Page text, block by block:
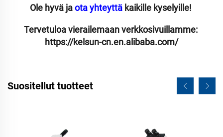
Ole hyvä ja ota yhteyttä kaikille kyselyille!
Tervetuloa vierailemaan verkkosivuillamme:
https://kelsun-cn.en.alibaba.com/
Suositellut tuotteet